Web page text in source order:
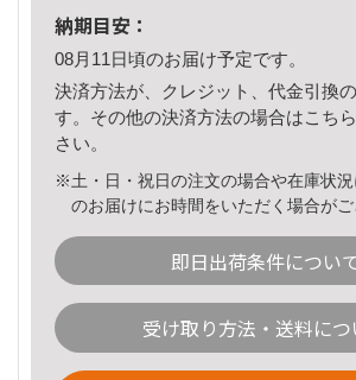
納期目安：
08月11日頃のお届け予定です。
決済方法が、クレジット、代金引換
す。その他の決済方法の場合はこちら
さい。
※土・日・祝日の注文の場合や在庫状
のお届けにお時間をいただく場合がご
即日出荷条件につい
受け取り方法・送料につ